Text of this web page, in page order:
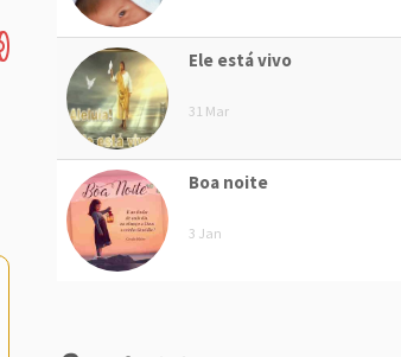
Ele está vivo
31 Mar
Boa noite
3 Jan